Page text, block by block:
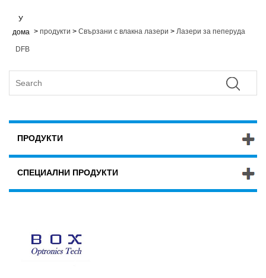
У
дома > продукти > Свързани с влакна лазери > Лазери за пеперуда
DFB
ПРОДУКТИ
СПЕЦИАЛНИ ПРОДУКТИ